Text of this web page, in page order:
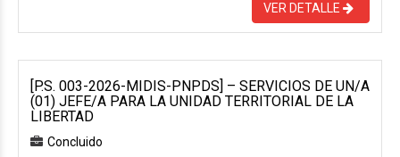
VER DETALLE
[P.S. 003-2026-MIDIS-PNPDS] – SERVICIOS DE UN/A
(01) JEFE/A PARA LA UNIDAD TERRITORIAL DE LA
LIBERTAD
Concluido